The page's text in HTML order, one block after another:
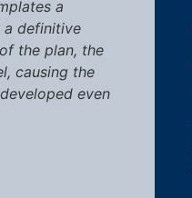
a
a definitive
the plan, the
causing the
even